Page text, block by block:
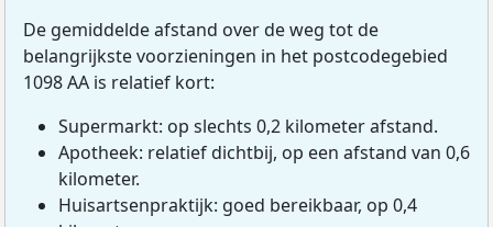
De gemiddelde afstand over de weg tot de
belangrijkste voorzieningen in het postcodegebied
1098 AA is relatief kort:
Supermarkt: op slechts 0,2 kilometer afstand.
Apotheek: relatief dichtbij, op een afstand van 0,6
kilometer.
Huisartsenpraktijk: goed bereikbaar, op 0,4